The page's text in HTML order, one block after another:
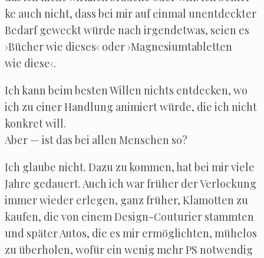
ke auch nicht, dass bei mir auf ein­mal unent­deck­ter
Bedarf geweckt wür­de nach irgend­et­was, sei­en es
›Bücher wie die­ses‹ oder ›Magne­si­um­ta­blet­ten
wie diese‹.
Ich kann beim bes­ten Wil­len nichts ent­de­cken, wo
ich zu einer Hand­lung ani­miert wür­de, die ich nicht
kon­kret will.
Aber — ist das bei allen Men­schen so?
Ich glau­be nicht. Dazu zu kom­men, hat bei mir vie­le
Jah­re gedau­ert. Auch ich war frü­her der Ver­lo­ckung
immer wie­der erle­gen, ganz frü­her, Kla­mot­ten zu
kau­fen, die von einem Design-Cou­turi­er stamm­ten
und spä­ter Autos, die es mir ermög­lich­ten, mühe­los
zu über­ho­len, wofür ein wenig mehr PS not­wen­dig